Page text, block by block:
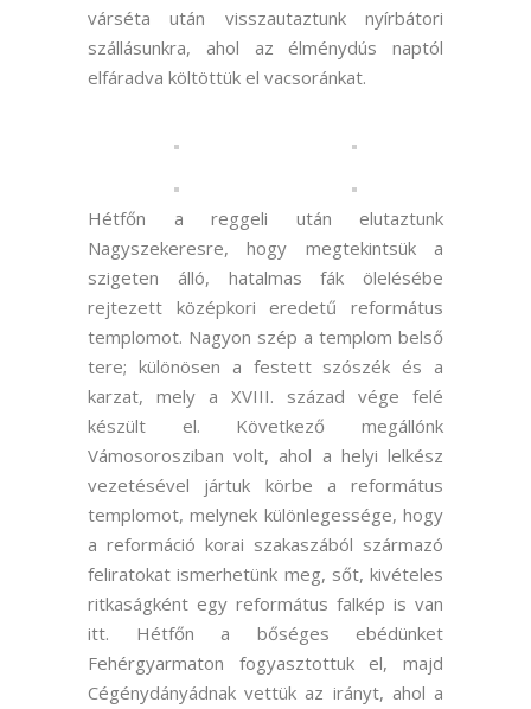
várséta után visszautaztunk nyírbátori
szállásunkra, ahol az élménydús naptól
elfáradva költöttük el vacsoránkat.
Hétfőn a reggeli után elutaztunk
Nagyszekeresre, hogy megtekintsük a
szigeten álló, hatalmas fák ölelésébe
rejtezett középkori eredetű református
templomot. Nagyon szép a templom belső
tere; különösen a festett szószék és a
karzat, mely a XVIII. század vége felé
készült el. Következő megállónk
Vámosorosziban volt, ahol a helyi lelkész
vezetésével jártuk körbe a református
templomot, melynek különlegessége, hogy
a reformáció korai szakaszából származó
feliratokat ismerhetünk meg, sőt, kivételes
ritkaságként egy református falkép is van
itt. Hétfőn a bőséges ebédünket
Fehérgyarmaton fogyasztottuk el, majd
Cégénydányádnak vettük az irányt, ahol a